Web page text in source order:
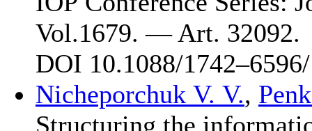
Vol.1679. — Art. 32092.
DOI 10.1088/1742–659
Nicheporchuk V. V.,
Structuring the